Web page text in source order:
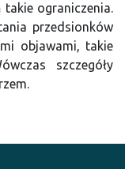
ograniczenia.
przedsionków
objawami, takie
szczegóły